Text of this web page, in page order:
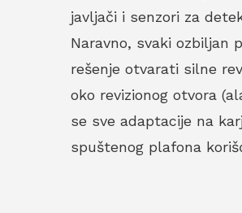
javljači i senzori za
Naravno, svaki ozbiljan
rešenje otvarati silne
oko revizionog otvora
se sve adaptacije na
spuštenog plafona